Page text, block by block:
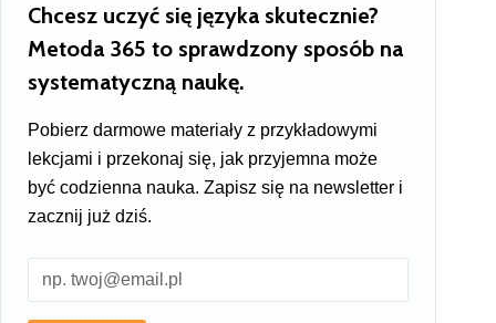
Chcesz uczyć się języka skutecznie?
Metoda 365 to sprawdzony sposób na
systematyczną naukę.
Pobierz darmowe materiały z przykładowymi
lekcjami i przekonaj się, jak przyjemna może
być codzienna nauka. Zapisz się na newsletter i
zacznij już dziś.